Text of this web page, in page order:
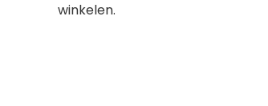
winkelen.